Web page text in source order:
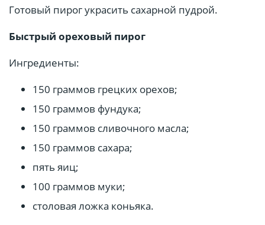
Готовый пирог украсить сахарной пудрой.
Быстрый ореховый пирог
Ингредиенты:
150 граммов грецких орехов;
150 граммов фундука;
150 граммов сливочного масла;
150 граммов сахара;
пять яиц;
100 граммов муки;
столовая ложка коньяка.